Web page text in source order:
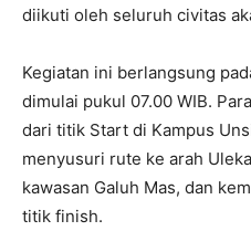
diikuti oleh seluruh civitas
Kegiatan ini berlangsung
dimulai pukul 07.00 WIB.
dari titik Start di Kampus
menyusuri rute ke arah
kawasan Galuh Mas, dan
titik finish.